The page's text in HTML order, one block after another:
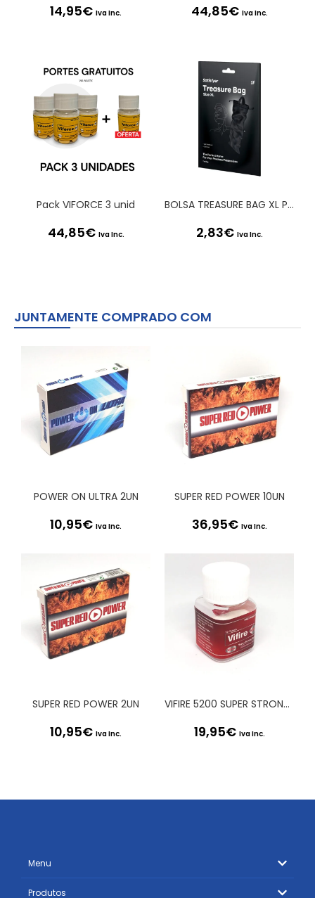
14,95€ Iva Inc. 44,85€ Iva Inc.
Pack VIFORCE 3 unid
44,85€ Iva Inc.
BOLSA TREASURE BAG XL PRETA SATISFYER
2,83€ Iva Inc.
JUNTAMENTE COMPRADO COM
POWER ON ULTRA 2UN
10,95€ Iva Inc.
SUPER RED POWER 10UN
36,95€ Iva Inc.
SUPER RED POWER 2UN
10,95€ Iva Inc.
VIFIRE 5200 SUPER STRONG BURST 10 UNS
19,95€ Iva Inc.
Menu
Produtos